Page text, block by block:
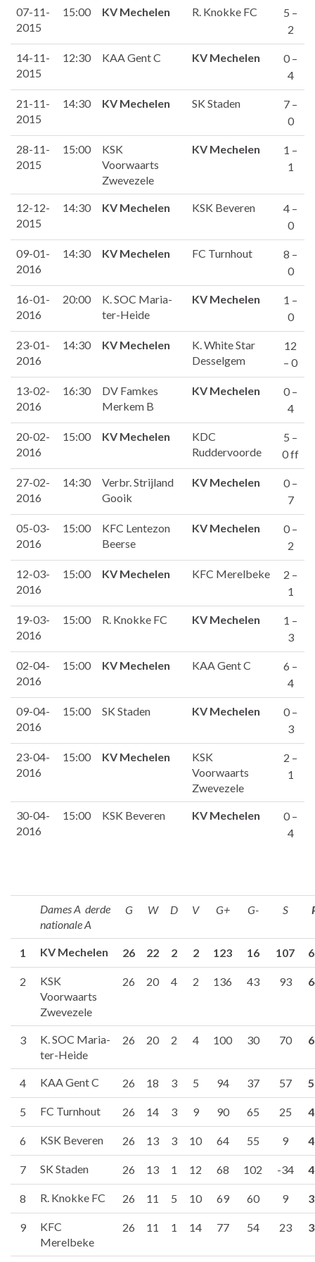
07-11-
2015
15:00 KV Mechelen R. Knokke FC
5 –
2
14-11-
2015
12:30 KAA Gent C KV Mechelen
0 –
4
21-11-
2015
14:30 KV Mechelen SK Staden
7 –
0
28-11-
2015
15:00
KSK
Voorwaarts
Zwevezele
KV Mechelen
1 –
1
12-12-
2015
14:30 KV Mechelen KSK Beveren
4 –
0
09-01-
2016
14:30 KV Mechelen FC Turnhout
8 –
0
16-01-
2016
20:00
K. SOC Maria-
ter-Heide
KV Mechelen
1 –
0
23-01-
2016
14:30 KV Mechelen
K. White Star
Desselgem
12
– 0
13-02-
2016
16:30
DV Famkes
Merkem B
KV Mechelen
0 –
4
20-02-
2016
15:00 KV Mechelen
KDC
Ruddervoorde
5 –
0 ff
27-02-
2016
14:30
Verbr. Strijland
Gooik
KV Mechelen
0 –
7
05-03-
2016
15:00
KFC Lentezon
Beerse
KV Mechelen
0 –
2
12-03-
2016
15:00 KV Mechelen KFC Merelbeke
2 –
1
19-03-
2016
15:00 R. Knokke FC KV Mechelen
1 –
3
02-04-
2016
15:00 KV Mechelen KAA Gent C
6 –
4
09-04-
2016
15:00 SK Staden KV Mechelen
0 –
3
23-04-
2016
15:00 KV Mechelen
KSK
Voorwaarts
Zwevezele
2 –
1
30-04-
2016
15:00 KSK Beveren KV Mechelen
0 –
4
Dames A derde
nationale A
G W D V G+ G- S
1 KV Mechelen 26 22 2 2 123 16 107
2
KSK
Voorwaarts
Zwevezele
26 20 4 2 136 43 93
3
K. SOC Maria-
ter-Heide
26 20 2 4 100 30 70
4 KAA Gent C 26 18 3 5 94 37 57
5 FC Turnhout 26 14 3 9 90 65 25
6 KSK Beveren 26 13 3 10 64 55 9
7 SK Staden 26 13 1 12 68 102 -34
8 R. Knokke FC 26 11 5 10 69 60 9
9
KFC
Merelbeke
26 11 1 14 77 54 23